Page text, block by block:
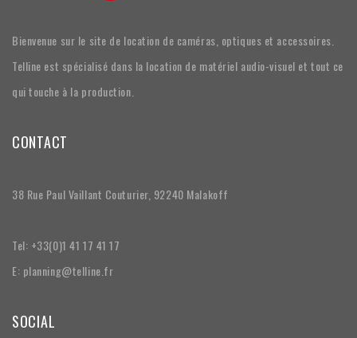
Bienvenue sur le site de location de caméras, optiques et accessoires.
Telline est spécialisé dans la location de matériel audio-visuel et tout ce
qui touche à la production.
CONTACT
38 Rue Paul Vaillant Couturier, 92240 Malakoff
Tel: +33(0)1 41 17 41 17
E: planning@telline.fr
SOCIAL